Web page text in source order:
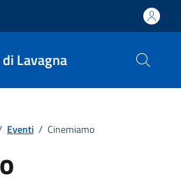
Lavagna
Eventi / Cinemiamo